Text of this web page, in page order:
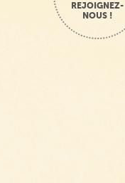
REJOIGNEZ-
NOUS !